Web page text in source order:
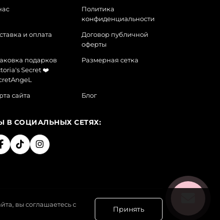
Политика
конфиденциальности
и оплата
Договор публичной
оферты
подарков
Secret ❤️
Размерная сетка
сайта Блог
В СОЦИАЛЬНЫХ СЕТЯХ:
вы соглашаетесь с
Принять